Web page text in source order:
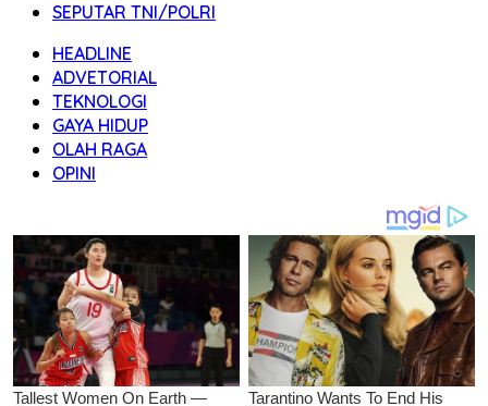
SEPUTAR TNI/POLRI
HEADLINE
ADVETORIAL
TEKNOLOGI
GAYA HIDUP
OLAH RAGA
OPINI